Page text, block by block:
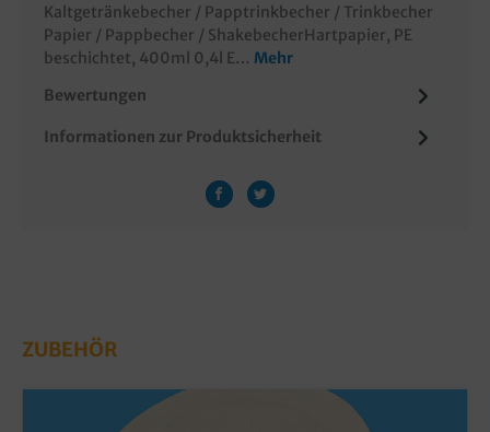
Kaltgetränkebecher / Papptrinkbecher / Trinkbecher
Papier / Pappbecher / ShakebecherHartpapier, PE
beschichtet, 400ml 0,4l E… Mehr
Bewertungen
Informationen zur Produktsicherheit
ZUBEHÖR